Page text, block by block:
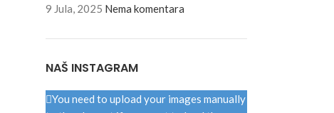
9 Jula, 2025 Nema komentara
NAŠ INSTAGRAM
You need to upload your images manually